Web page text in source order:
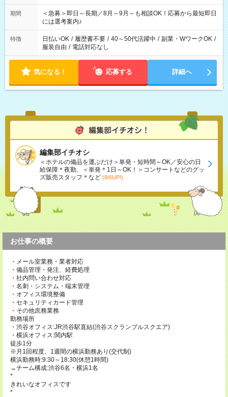
ば前職が、 在宅/財団法人/事務/コールセンター/受付/販売/カフェ
スタッフ スイーツ販売/ホテルフロント/化粧品販売/など 様々な
業界から入社して活躍されています♪
期間
＜急募＞即日～長期／8月～9月～も相談OK！応募から最短即日
には選考案内♪
特徴 日払いOK / 履歴書不要 / 40～50代活躍中 / 副業・WワークOK /
服装自由 / 電話対応なし
気になる！ 応募する 詳細へ
編集部イチオシ
＜ホテルの備品を運ぶだけ＞単発・短時間～OK／安心の日
給保障＊夜勤、＜単発＊1日～OK！＞コンサートなどのグッ
ズ販売スタッフ＊など (8/6UP!)
お仕事の概要
・メール室業務・業者対応
・備品管理・発注、経費処理
・社内問い合わせ対応
・名刺・システム・端末管理
・オフィス環境整備
・セキュリティカード管理
・その他庶務業務
勤務場所
・渋谷オフィス:JR渋谷駅直結(渋谷スクランブルスクエア)
・横浜オフィス:関内駅
徒歩1分
※月1回程度、1週間の横浜勤務あり(交代制)
横浜勤務時:9:30～18:30(休憩1時間)
→チーム構成:渋谷6名・横浜1名
*
きれいなオフィスです
*